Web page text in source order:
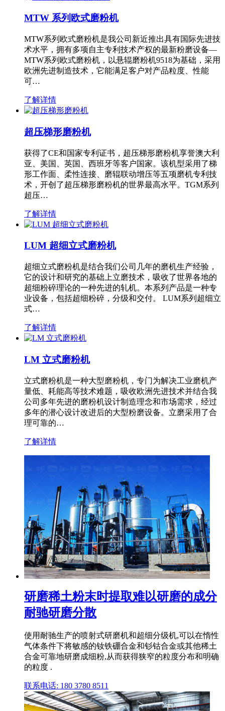
MTW 系列欧式磨粉机
MTW系列欧式磨粉机是我公司新近推出具有国际先进技
术水平，拥有多项自主专利技术产权的最新粉磨设备—
MTW系列欧式磨粉机，以悬辊磨粉机9518为基础，采用
欧洲先进制造技术，它能满足客户对产品粒度、性能
可…
了解详情
超压梯形磨粉机
获得了CE和国家专利证书，超压梯形磨粉机享誉澳大利
亚、美国、英国、西班牙等客户国家。该机型采用了梯
形工作面、柔性连接、磨辊联动增压等五项磨机专利技
术，开创了超压梯形磨粉机的世界最高水平。TGM系列
超压…
了解详情
LUM 超细立式磨粉机
超细立式磨粉机是结合我们公司几年的磨机生产经验，
它的设计和研究的基础上立磨技术，吸收了世界各地的
超细粉碎理论的一种先进的轧机。本系列产品是一种专
业设备，包括超细粉碎，分级和交付。 LUM系列超细立
式…
了解详情
LM 立式磨粉机
立式磨粉机是一种大型磨粉机，专门为解决工业磨机产
量低、耗能高等技术难题，吸收欧洲先进技术并结合我
公司多年先进的磨粉机设计制造理念和市场需求，经过
多年的潜心设计改进后的大型粉磨设备。立磨采用了合
理可靠的…
了解详情
研磨稀土粉末时提取难以研磨的成分
耐驰研磨分散
使用耐驰生产的喷射式研磨机和超细分级机,可以在惰性
气体条件下将敏感的钕铁硼合金和钐钴合金或其他稀土
合金可靠地研磨成细粉,从而获得狭窄的粒度分布和明确
的粒度 .
联系电话: 180 3780 8511